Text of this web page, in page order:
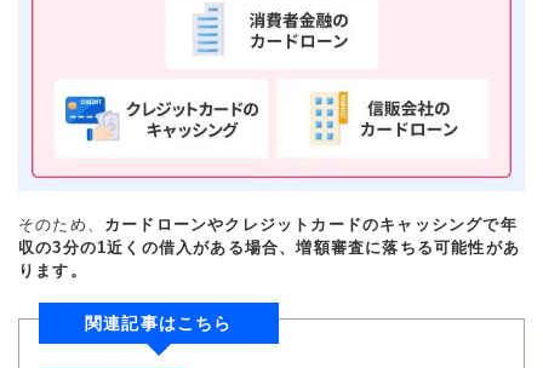
そのため、 カードローンやクレジットカードのキャッシングで年
収の3分の1近くの借入がある場合、増額審査に落ちる可能性があ
ります。
関連記事はこちら